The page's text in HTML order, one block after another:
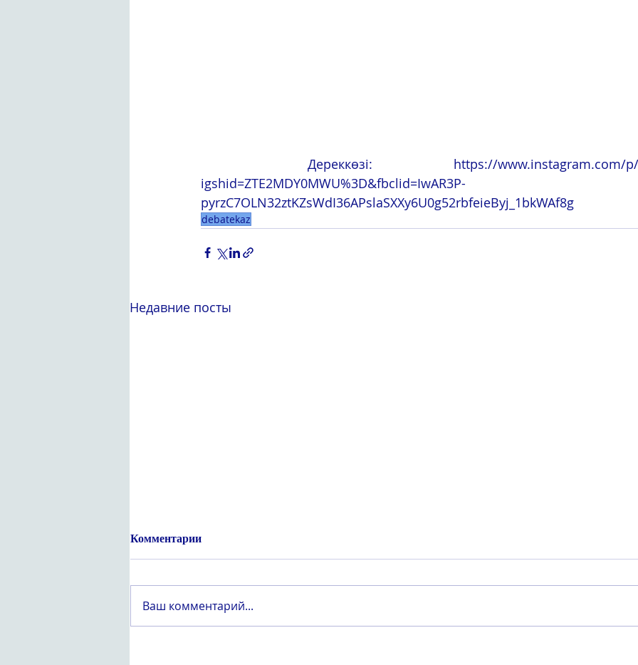
Дереккөзі: https://www.instagram.com/p/
igshid=ZTE2MDY0MWU%3D&fbclid=IwAR3P-
pyrzC7OLN32ztKZsWdI36APslaSXXy6U0g52rbfeieByj_1bkWAf8g
debatekaz
Недавние посты
Комментарии
Ваш комментарий...